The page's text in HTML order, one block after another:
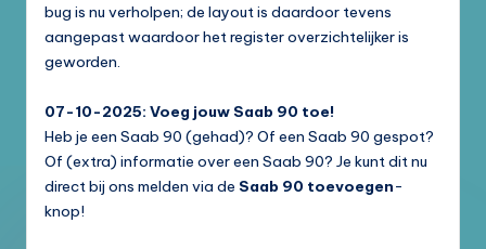
bug is nu verholpen; de layout is daardoor tevens
aangepast waardoor het register overzichtelijker is
geworden.
07-10-2025: Voeg jouw Saab 90 toe!
Heb je een Saab 90 (gehad)? Of een Saab 90 gespot?
Of (extra) informatie over een Saab 90? Je kunt dit nu
direct bij ons melden via de Saab 90 toevoegen-
knop!